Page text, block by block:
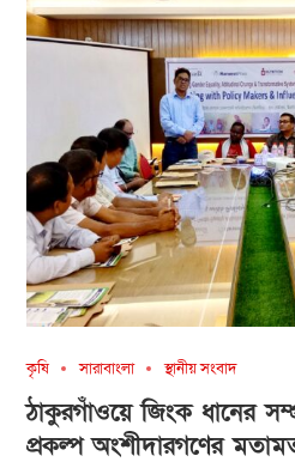
কৃষি সারাবাংলা স্থানীয় সংবাদ
ঠাকুরগাঁওয়ে জিংক ধানের
প্রকল্প অংশীদারগণের